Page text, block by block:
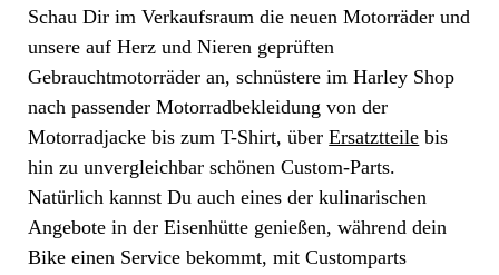
Schau Dir im Verkaufsraum die neuen Motorräder und
unsere auf Herz und Nieren geprüften
Gebrauchtmotorräder an, schnüstere im Harley Shop
nach passender Motorradbekleidung von der
Motorradjacke bis zum T-Shirt, überErsatztteile bis
hin zu unvergleichbar schönen Custom-Parts.
Natürlich kannst Du auch eines der kulinarischen
Angebote in der Eisenhütte genießen, während dein
Bike einen Service bekommt, mit Customparts